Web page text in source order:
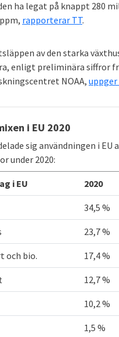
och hamnar på delad
efter
malteser.
4.
2011 2021
3,21 2,93
5,03
4,21
toe
Klicka på länkarna i
redan i mål
nedan framgår att
redan uppnått sitt
ha legat på knappt 280
rapporterar TT.
av den starka
enligt preliminära siffror
NOAA,
i EU 2020
sig användningen i EU
under 2020:
i EU 2020
34,5 %
23,7 %
och bio. 17,4 %
12,7 %
10,2 %
1,5 %